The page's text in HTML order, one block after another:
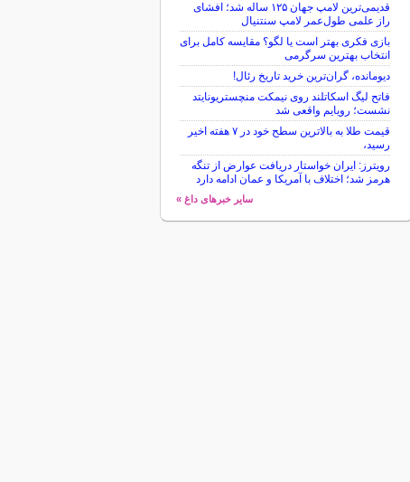
قدیمی‌ترین لامپ جهان ۱۲۵ ساله شد؛ افشای
راز علمی طول‌عمر لامپ سنتنیال
بازی فکری بهتر است یا لگو؟ مقایسه کامل برای
انتخاب بهترین سرگرمی
دیومانده، گران‌ترین خرید تاریخ رئال!
فاتح لیگ اسکاتلند روی نیمکت منچستریونایتد
نشست؛ رویایم واقعی شد
قیمت طلا به بالاترین سطح خود در ۷ هفته اخیر
رسید،
رویترز: ایران خواستار دریافت عوارض از تنگه
هرمز شد؛ اختلاف با آمریکا و عمان ادامه دارد
سایر خبرهای داغ »